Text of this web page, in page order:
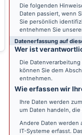
Die folgenden
Daten passiert, wenn
Sie persönlich
entnehmen Sie
Datenerfassung auf
Wer ist
Die
können Sie dem
entnehmen.
Wie erfassen wir
Ihre Daten werden
um Daten handeln,
Andere Daten werden
IT-Systeme erfasst.